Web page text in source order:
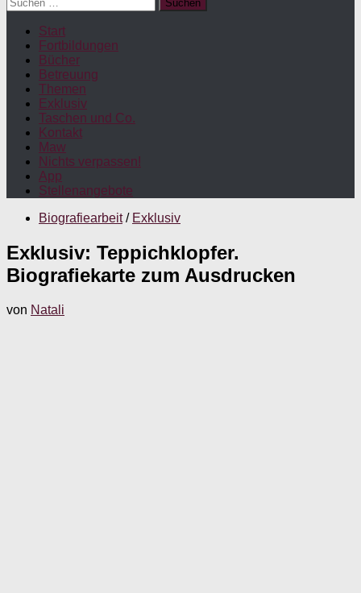
nach:
Start
Fortbildungen
Bücher
Betreuung
Themen
Exklusiv
Taschen und Co.
Kontakt
Maw
Nichts verpassen!
App
Stellenangebote
Biografiearbeit / Exklusiv
Exklusiv: Teppichklopfer.
Biografiekarte zum Ausdrucken
von Natali